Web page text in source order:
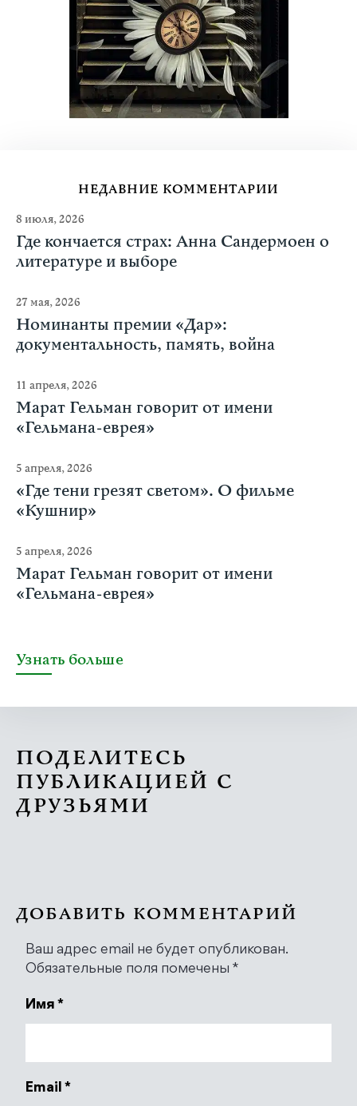
НЕДАВНИЕ КОММЕНТАРИИ
8 июля, 2026
Где кончается страх: Анна Сандермоен о
литературе и выборе
27 мая, 2026
Номинанты премии «Дар»:
документальность, память, война
11 апреля, 2026
Марат Гельман говорит от имени
«Гельмана-еврея»
5 апреля, 2026
«Где тени грезят светом». О фильме
«Кушнир»
5 апреля, 2026
Марат Гельман говорит от имени
«Гельмана-еврея»
Узнать больше
ПОДЕЛИТЕСЬ
ПУБЛИКАЦИЕЙ С
ДРУЗЬЯМИ
ДОБАВИТЬ КОММЕНТАРИЙ
Ваш адрес email не будет опубликован.
Обязательные поля помечены *
Имя *
Email *